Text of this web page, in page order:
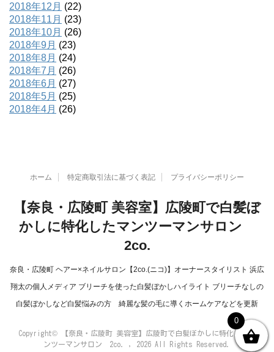
2018年12月 (22)
2018年11月 (23)
2018年10月 (26)
2018年9月 (23)
2018年8月 (24)
2018年7月 (26)
2018年6月 (27)
2018年5月 (25)
2018年4月 (26)
ホーム 特定商取引法に基づく表記 プライバシーポリシー
【奈良・広陵町 美容室】広陵町で白髪ぼ
かしに特化したマンツーマンサロン
2co.
奈良・広陵町 ヘアー×ネイルサロン【2co.(ニコ)】オーナースタイリスト 浜広
翔太の個人メディア ブリーチを使った白髪ぼかしハイライト ブリーチなしの
白髪ぼかしなど白髪悩みの方 綺麗な髪の毛に導くホームケアなどを更新
Copyright© 【奈良・広陵町 美容室】広陵町で白髪ぼかしに特化したマ
ンツーマンサロン 2co. , 2026 All Rights Reserved.
0